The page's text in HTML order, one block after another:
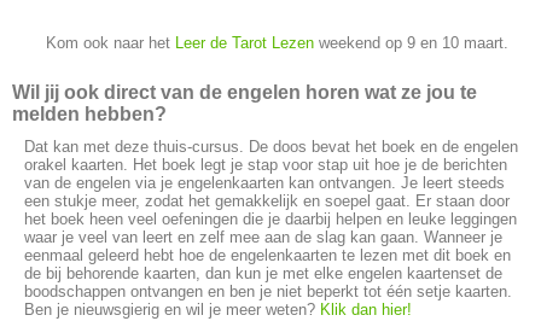
Kom ook naar het Leer de Tarot Lezenweekend op 9 en 10 maart.
Wil jij ook direct van de engelen horen wat ze jou te
melden hebben?
Dat kan met deze thuis-cursus. De doos bevat het boek en de engelen
orakel kaarten. Het boek legt je stap voor stap uit hoe je de berichten
van de engelen via je engelenkaarten kan ontvangen. Je leert steeds
een stukje meer, zodat het gemakkelijk en soepel gaat. Er staan door
het boek heen veel oefeningen die je daarbij helpen en leuke leggingen
waar je veel van leert en zelf mee aan de slag kan gaan. Wanneer je
eenmaal geleerd hebt hoe de engelenkaarten te lezen met dit boek en
de bij behorende kaarten, dan kun je met elke engelen kaartenset de
boodschappen ontvangen en ben je niet beperkt tot één setje kaarten.
Ben je nieuwsgierig en wil je meer weten? Klik dan hier!